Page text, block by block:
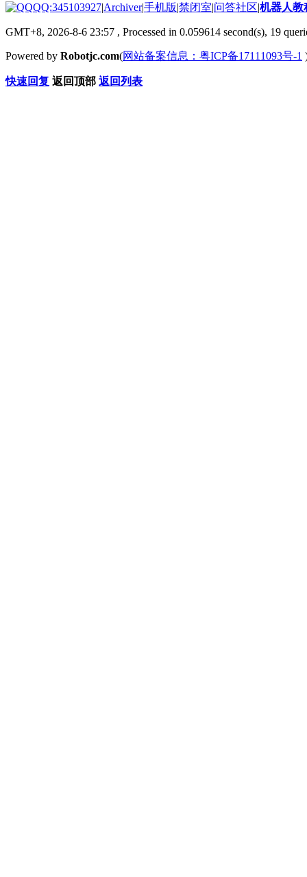
QQ:345103927|Archiver|手机版|禁闭室|问答社区|机器人教
GMT+8, 2026-8-6 23:57 , Processed in 0.059614 second(s), 19
Powered by Robotjc.com(网站备案信息：粤ICP备17111093号-1
快速回复 返回顶部 返回列表